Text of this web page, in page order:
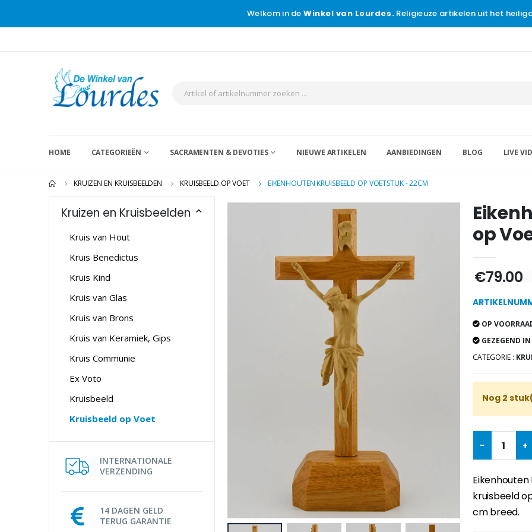
Welkom in deWinkel van Lourdes. Religieuze artikelen uit het
HOME CATEGORIEËN SACRAMENTEN & DEVOTIES NIEUWE ARTIKELEN AANBIEDINGEN BLOG LIVE
KRUIZEN EN KRUISBEELDEN KRUISBEELD OP VOET EIKENHOUTEN KRUISBEELD OP VOETSTUK - 22CM
Kruizen en Kruisbeelden
Kruis van Hout
Kruis Benedictus
Kruis Kind
Kruis van Glas
Kruis van Brons
Kruis van Keramiek, Gips
Kruis Communie
Ex Voto
Kruisbeeld
Kruisbeeld op Voet
INTERNATIONALE
VERZENDING
14 DAGEN GELD
TERUG GARANTIE
op
€79.00
OP
GEZEGEND
CATEGORIE :
Nog 2
- +
kruisbeeld
cm breed.